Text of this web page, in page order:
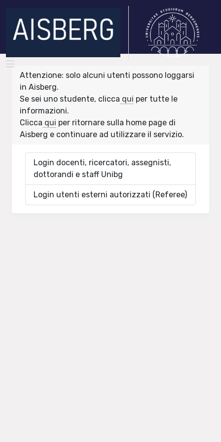
Attenzione: solo alcuni utenti possono loggarsi
in Aisberg.
Se sei uno studente, clicca qui per tutte le
informazioni.
Clicca qui per ritornare sulla home page di
Aisberg e continuare ad utilizzare il servizio.
Login docenti, ricercatori, assegnisti,
dottorandi e staff Unibg
Login utenti esterni autorizzati (Referee)